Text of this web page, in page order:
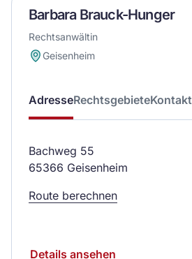
Barbara Brauck-Hunger
Rechtsanwältin
Geisenheim
AdresseRechtsgebieteKontakt
Bachweg 55
65366 Geisenheim
Route berechnen
Details ansehen